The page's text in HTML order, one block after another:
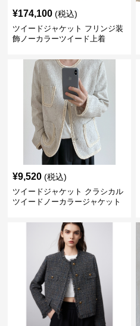
¥174,100 (税込)
ツイードジャケット フリンジ装
飾ノーカラーツイード上着
¥9,520 (税込)
ツイードジャケット クラシカル
ツイードノーカラージャケット